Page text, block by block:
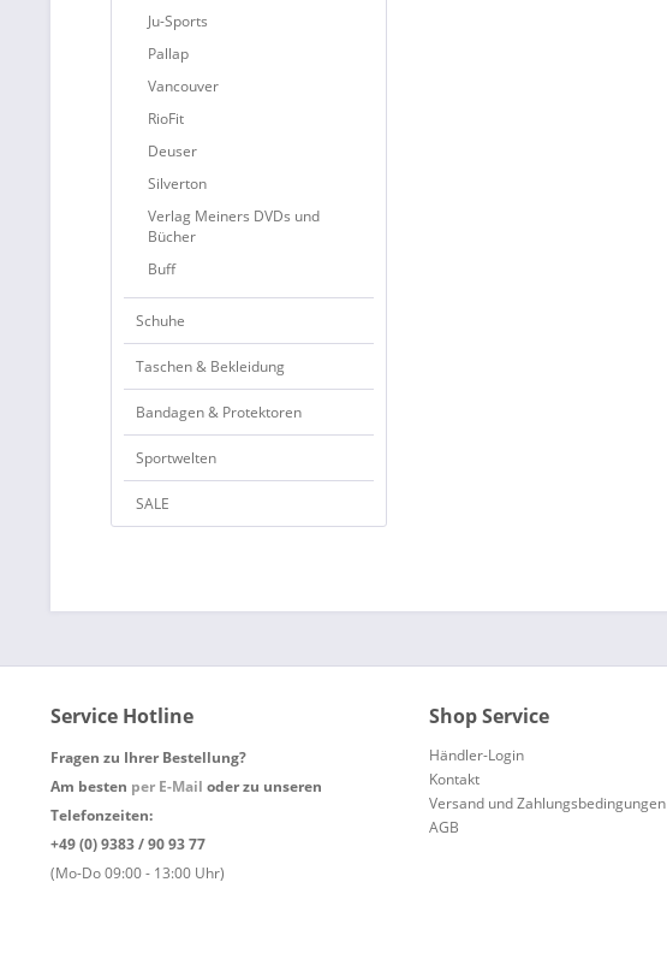
Ju-Sports
Pallap
Vancouver
RioFit
Deuser
Silverton
Verlag Meiners DVDs und
Bücher
Buff
Schuhe
Taschen & Bekleidung
Bandagen & Protektoren
Sportwelten
SALE
Service Hotline
Fragen zu Ihrer Bestellung?
Am besten per E-Mail oder zu unseren
Telefonzeiten:
+49 (0) 9383 / 90 93 77
(Mo-Do 09:00 - 13:00 Uhr)
Shop Service
Händler-Login
Kontakt
Versand und Zahlungsbedingungen
AGB